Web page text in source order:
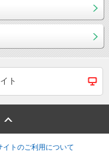
ト
イトのご利用について